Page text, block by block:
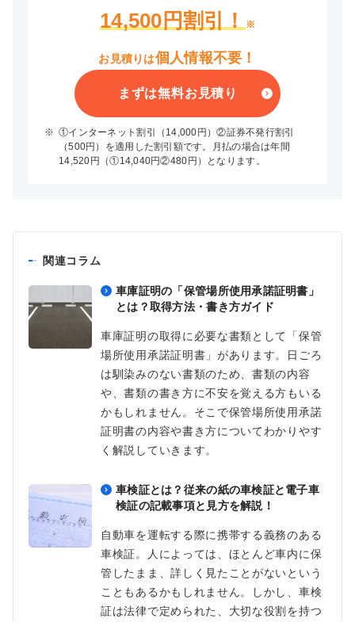
14,500円割引！ ※
お見積りは個人情報不要！
まずは無料お見積り
※ ①インターネット割引（14,000円）②証券不発行割引
（500円）を適用した割引額です。月払の場合は年間
14,520円（①14,040円②480円）となります。
関連コラム
車庫証明の「保管場所使用承諾証明書」
とは？取得方法・書き方ガイド
車庫証明の取得に必要な書類として「保管
場所使用承諾証明書」があります。日ごろ
は馴染みのない書類のため、書類の内容
や、書類の書き方に不安を覚える方もいる
かもしれません。そこで保管場所使用承諾
証明書の内容や書き方についてわかりやす
く解説していきます。
車検証とは？従来の紙の車検証と電子車
検証の記載事項と見方を解説！
自動車を運転する際に携帯する義務のある
車検証。人によっては、ほとんど車内に保
管したまま、詳しく見たことがないという
こともあるかもしれません。しかし、車検
証は法律で定められた、大切な役割を持つ